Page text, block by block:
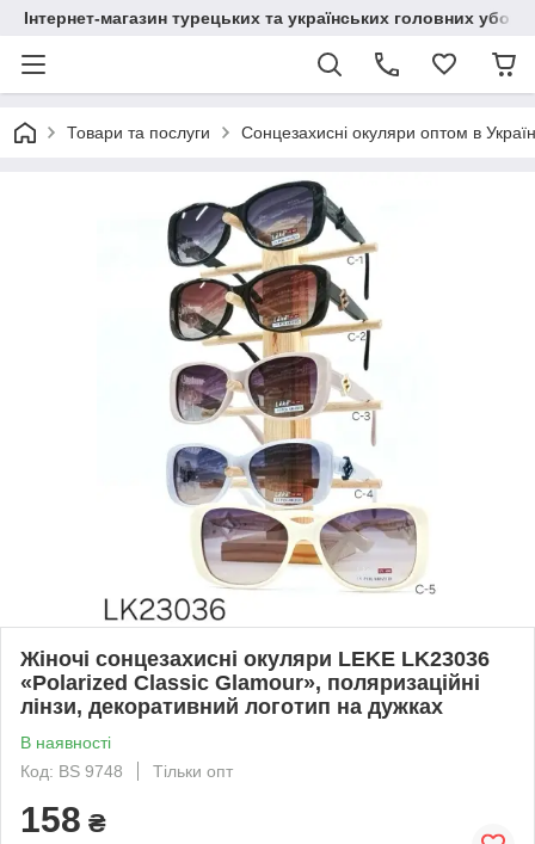
Інтернет-магазин турецьких та українських головних
Товари та послуги Сонцезахисні окуляри оптом в
Жіночі сонцезахисні окуляри LEKE LK23036
«Polarized Classic Glamour», поляризаційні
лінзи, декоративний логотип на дужках
В наявності
Код: BS 9748
Тільки опт
158 ₴